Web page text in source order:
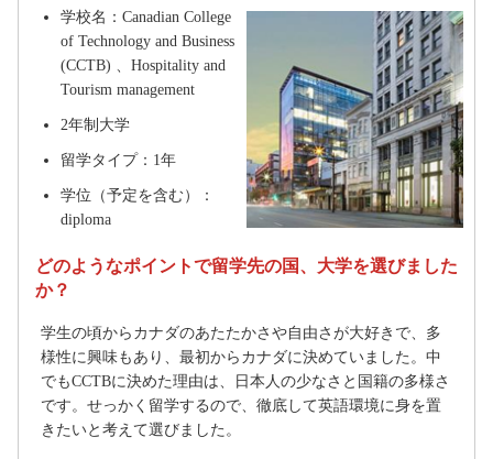
学校名：Canadian College
of Technology and Business
(CCTB) 、Hospitality and
Tourism management
2年制大学
留学タイプ：1年
学位（予定を含む）：
diploma
どのようなポイントで留学先の国、大学を選びました
か？
学生の頃からカナダのあたたかさや自由さが大好きで、多
様性に興味もあり、最初からカナダに決めていました。中
でもCCTBに決めた理由は、日本人の少なさと国籍の多様さ
です。せっかく留学するので、徹底して英語環境に身を置
きたいと考えて選びました。